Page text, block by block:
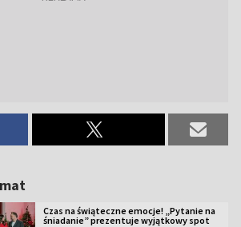
Czas na świąteczne emocje! „Pytanie na
śniadanie” prezentuje wyjątkowy spot